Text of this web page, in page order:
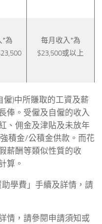
*為
每月收入*為
$23,500或以上
僱)中所賺取的工資及薪
俸。受僱及自僱的收入
、佣金及津貼及未放年
積金/公積金供款。而花
薪酬等類似性質的收
算。
學費」手續及詳情，請
情，請參閱申請須知或